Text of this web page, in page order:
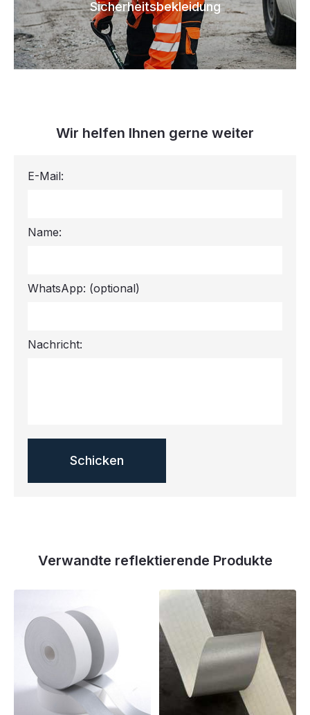
Sicherheitsbekleidung
Wir helfen Ihnen gerne weiter
E-Mail:
Name:
WhatsApp: (optional)
Nachricht:
Verwandte reflektierende Produkte